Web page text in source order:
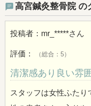
高宮鍼灸整骨院 の
投稿者： mr_*****さん
評価： （総合：5）
清潔感あり良い雰囲
スタッフは女性ふた